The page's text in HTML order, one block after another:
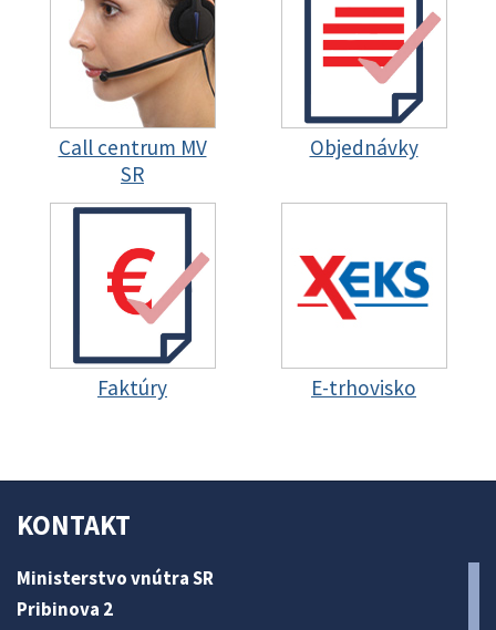
Call centrum MV
SR
Objednávky
Faktúry E-trhovisko
KONTAKT
Ministerstvo vnútra SR
Pribinova 2